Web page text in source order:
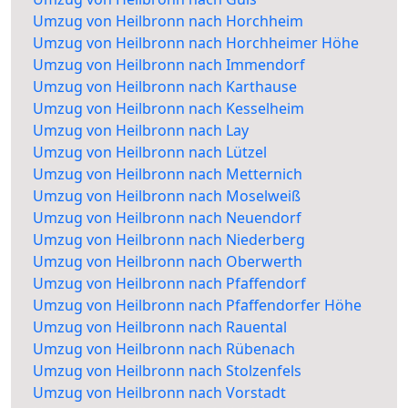
Umzug von Heilbronn nach Horchheim
Umzug von Heilbronn nach Horchheimer Höhe
Umzug von Heilbronn nach Immendorf
Umzug von Heilbronn nach Karthause
Umzug von Heilbronn nach Kesselheim
Umzug von Heilbronn nach Lay
Umzug von Heilbronn nach Lützel
Umzug von Heilbronn nach Metternich
Umzug von Heilbronn nach Moselweiß
Umzug von Heilbronn nach Neuendorf
Umzug von Heilbronn nach Niederberg
Umzug von Heilbronn nach Oberwerth
Umzug von Heilbronn nach Pfaffendorf
Umzug von Heilbronn nach Pfaffendorfer Höhe
Umzug von Heilbronn nach Rauental
Umzug von Heilbronn nach Rübenach
Umzug von Heilbronn nach Stolzenfels
Umzug von Heilbronn nach Vorstadt